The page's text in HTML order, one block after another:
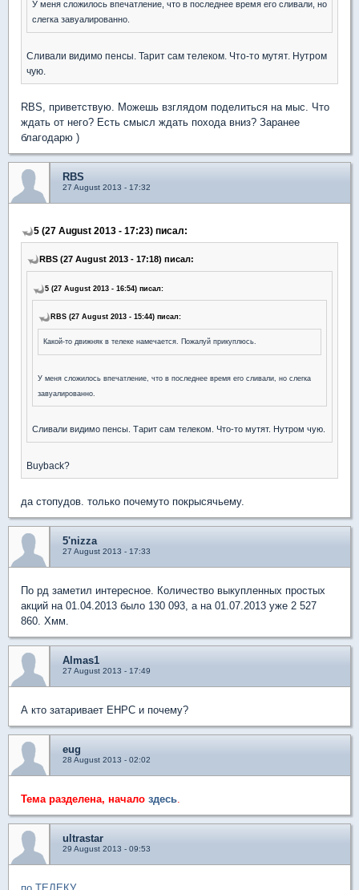
У меня сложилось впечатление, что в последнее время его сливали, но
слегка завуалированно.
Сливали видимо пенсы. Тарит сам телеком. Что-то мутят. Нутром
чую.
RBS, приветствую. Можешь взглядом поделиться на мыс. Что
ждать от него? Есть смысл ждать похода вниз? Заранее
благодарю )
RBS
27 August 2013 - 17:32
5 (27 August 2013 - 17:23) писал:
RBS (27 August 2013 - 17:18) писал:
5 (27 August 2013 - 16:54) писал:
RBS (27 August 2013 - 15:44) писал:
Какой-то движняк в телеке намечается. Пожалуй прикуплюсь.
У меня сложилось впечатление, что в последнее время его сливали, но слегка
завуалированно.
Сливали видимо пенсы. Тарит сам телеком. Что-то мутят. Нутром чую.
Buyback?
да стопудов. только почемуто покрысячьему.
5'nizza
27 August 2013 - 17:33
По рд заметил интересное. Количество выкупленных простых
акций на 01.04.2013 было 130 093, а на 01.07.2013 уже 2 527
860. Хмм.
Almas1
27 August 2013 - 17:49
А кто затаривает ЕНРС и почему?
eug
28 August 2013 - 02:02
Тема разделена, начало здесь.
ultrastar
29 August 2013 - 09:53